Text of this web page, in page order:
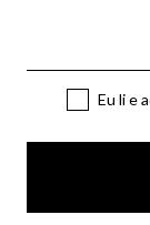
Eu li e